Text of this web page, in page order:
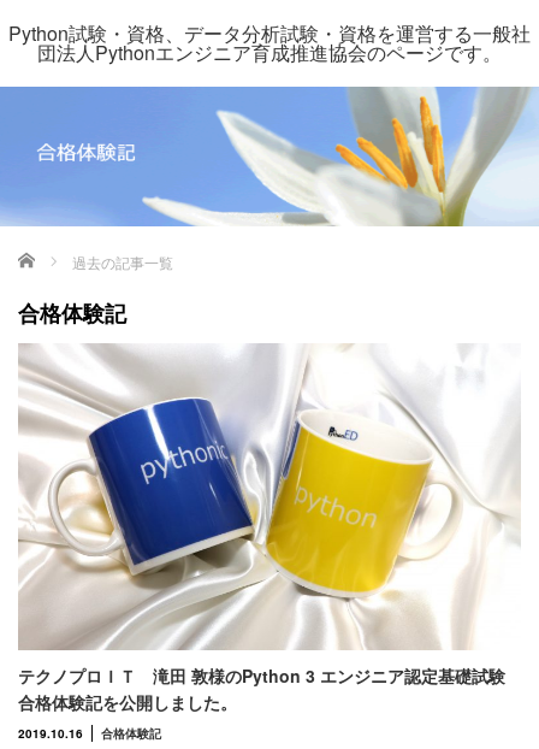
Python試験・資格、データ分析試験・資格を運営する一般社
団法人Pythonエンジニア育成推進協会のページです。
ホーム 過去の記事一覧
合格体験記
テクノプロＩＴ 滝田 敦様のPython 3 エンジニア認定基礎試験
合格体験記を公開しました。
2019.10.16 合格体験記